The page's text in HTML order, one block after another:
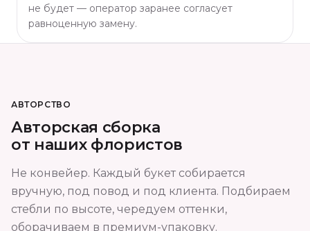
не будет — оператор заранее согласует
равноценную замену.
АВТОРСТВО
Авторская сборка
от наших флористов
Не конвейер. Каждый букет собирается
вручную, под повод и под клиента. Подбираем
стебли по высоте, чередуем оттенки,
оборачиваем в премиум-упаковку.